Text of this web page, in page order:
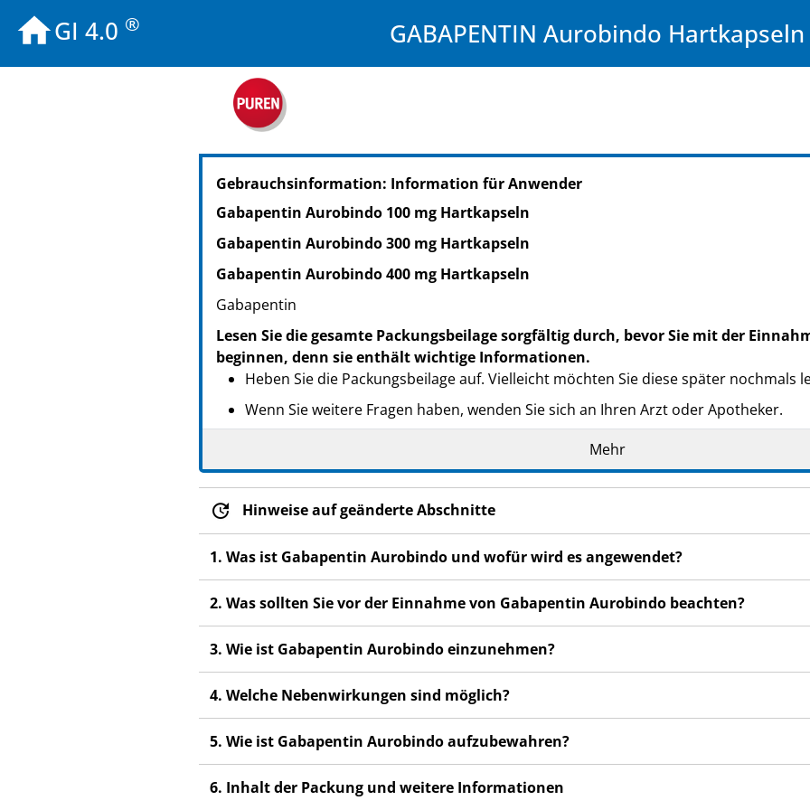
GI 4.0 ® GABAPENTIN Aurobindo Hartkapseln
PZN: 09103753
PPN: 110910375348
NTIN: 04150091037532
PPN: 110910377604
NTIN: 04150091037761
PZN: 09103782
PPN: 110910378267
NTIN: 04150091037822
Gebrauchsinformation: Information für Anwender
Gabapentin Aurobindo 100 mg Hartkapseln
Gabapentin Aurobindo 300 mg Hartkapseln
Gabapentin Aurobindo 400 mg Hartkapseln
Gabapentin
Lesen Sie die gesamte Packungsbeilage sorgfältig durch, bevor Sie mit der
beginnen, denn sie enthält wichtige Informationen.
Heben Sie die Packungsbeilage auf. Vielleicht möchten Sie diese später nochmals
Wenn Sie weitere Fragen haben, wenden Sie sich an Ihren Arzt oder Apotheker.
Dieses Arzneimittel wurde Ihnen persönlich verschrieben. Geben Sie es nicht an
Wenn Sie Nebenwirkungen bemerken, wenden Sie sich an Ihren Arzt oder
Nebenwirkungen, die nicht in dieser Packungsbeilage angegeben sind. Siehe
Mehr
Hinweise auf geänderte Abschnitte
1. Was ist Gabapentin Aurobindo und wofür wird es angewendet?
2. Was sollten Sie vor der Einnahme von Gabapentin Aurobindo beachten?
3. Wie ist Gabapentin Aurobindo einzunehmen?
4. Welche Nebenwirkungen sind möglich?
5. Wie ist Gabapentin Aurobindo aufzubewahren?
6. Inhalt der Packung und weitere Informationen